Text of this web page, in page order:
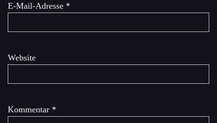
Kommentar *
E-Mail-Adresse *
Website